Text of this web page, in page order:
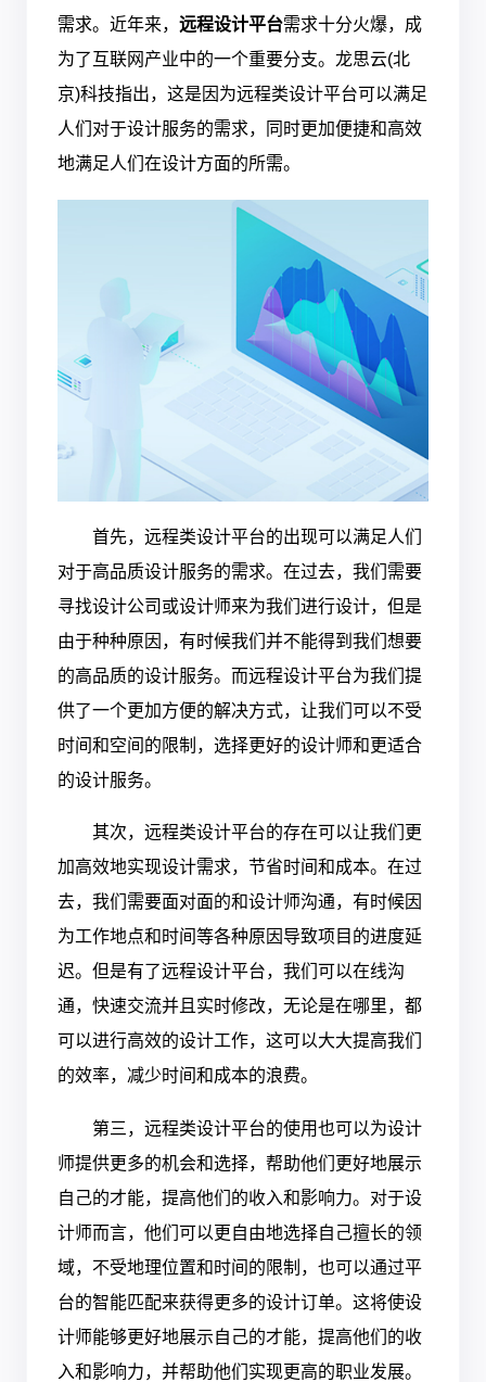
需求。近年来， 远程设计平台需求十分火爆，成
为了互联网产业中的一个重要分支。龙思云(北
京)科技指出，这是因为远程类设计平台可以满足
人们对于设计服务的需求，同时更加便捷和高效
地满足人们在设计方面的所需。
首先，远程类设计平台的出现可以满足人们
对于高品质设计服务的需求。在过去，我们需要
寻找设计公司或设计师来为我们进行设计，但是
由于种种原因，有时候我们并不能得到我们想要
的高品质的设计服务。而远程设计平台为我们提
供了一个更加方便的解决方式，让我们可以不受
时间和空间的限制，选择更好的设计师和更适合
的设计服务。
其次，远程类设计平台的存在可以让我们更
加高效地实现设计需求，节省时间和成本。在过
去，我们需要面对面的和设计师沟通，有时候因
为工作地点和时间等各种原因导致项目的进度延
迟。但是有了远程设计平台，我们可以在线沟
通，快速交流并且实时修改，无论是在哪里，都
可以进行高效的设计工作，这可以大大提高我们
的效率，减少时间和成本的浪费。
第三，远程类设计平台的使用也可以为设计
师提供更多的机会和选择，帮助他们更好地展示
自己的才能，提高他们的收入和影响力。对于设
计师而言，他们可以更自由地选择自己擅长的领
域，不受地理位置和时间的限制，也可以通过平
台的智能匹配来获得更多的设计订单。这将使设
计师能够更好地展示自己的才能，提高他们的收
入和影响力，并帮助他们实现更高的职业发展。